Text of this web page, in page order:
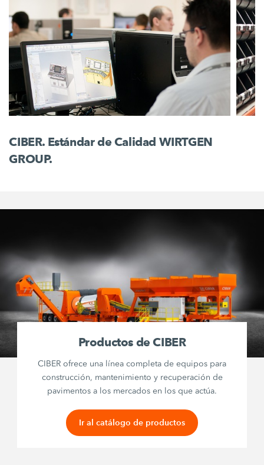
CIBER. Estándar de Calidad WIRTGEN
GROUP.
Productos de CIBER
CIBER ofrece una línea completa de equipos para
construcción, mantenimiento y recuperación de
pavimentos a los mercados en los que actúa.
Ir al catálogo de productos